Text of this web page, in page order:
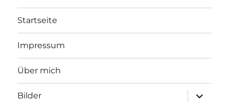
Startseite
Impressum
Über mich
Bilder
öffnen